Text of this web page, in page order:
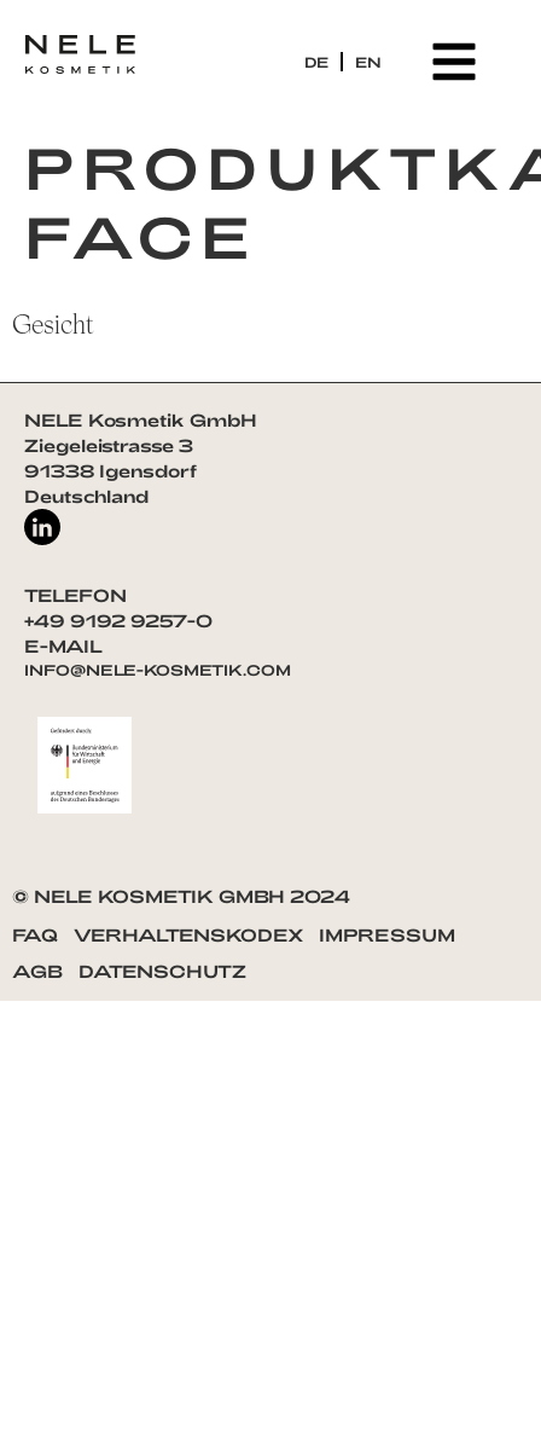
DE EN
FACE
Gesicht
NELE Kosmetik GmbH
Ziegeleistrasse 3
91338 Igensdorf
Deutschland
TELEFON
+49 9192 9257-0
E-MAIL
INFO@NELE-KOSMETIK.COM
© NELE KOSMETIK GMBH 2024
FAQ
VERHALTENSKODEX
IMPRESSUM
AGB
DATENSCHUTZ